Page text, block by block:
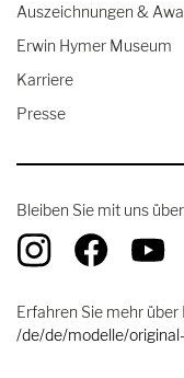
Auszeichnungen &
Erwin Hymer Museum
Karriere
Presse
Bleiben Sie mit uns
Erfahren Sie mehr
/de/de/modelle/